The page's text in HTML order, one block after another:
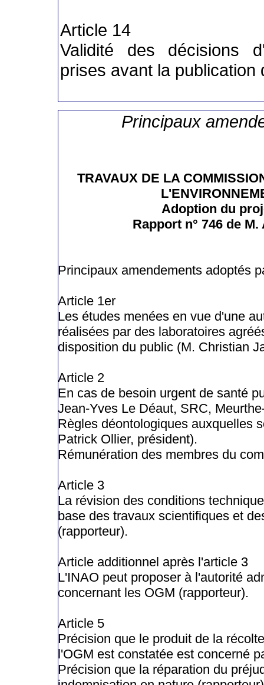
Article 14
Validité des décisions
prises avant la publication
Principaux
TRAVAUX DE LA
Adoption du
Rapport n° 746 de
Principaux amendements adoptés
Article 1er
Les études menées en vue d'une
réalisées par des laboratoires
disposition du public (M. Christian
Article 2
En cas de besoin urgent de santé
Jean-Yves Le Déaut, SRC,
Règles déontologiques auxquelles
Patrick Ollier, président).
Rémunération des membres du
Article 3
La révision des conditions
base des travaux scientifiques et
(rapporteur).
Article additionnel après l'article 3
L'INAO peut proposer à l'autorité
concernant les OGM (rapporteur).
Article 5
Précision que le produit de la
l'OGM est constatée est concerné
Précision que la réparation du